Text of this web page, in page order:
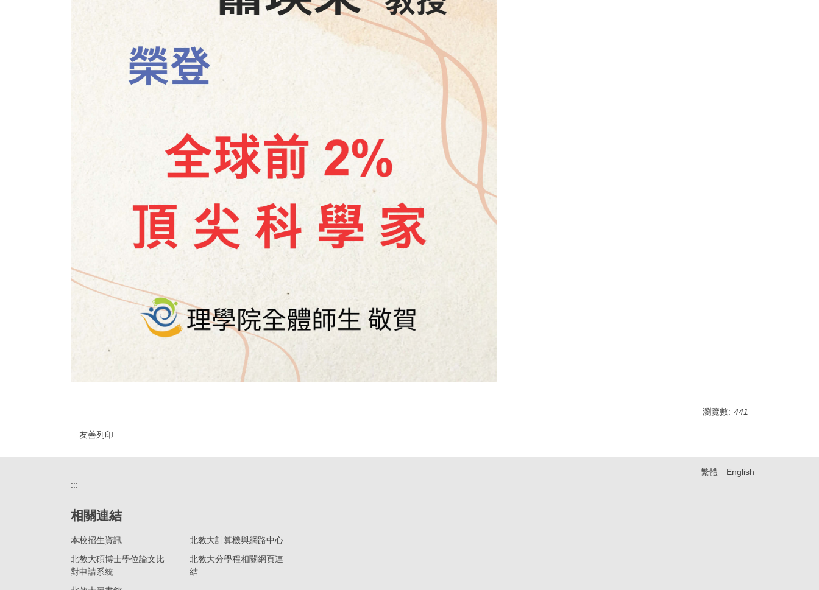
瀏覽數: 441
友善列印
繁體
English
:::
相關連結
本校招生資訊
北教大碩博士學位論文比
對申請系統
北教大計算機與網路中心
北教大分學程相關網頁連
結